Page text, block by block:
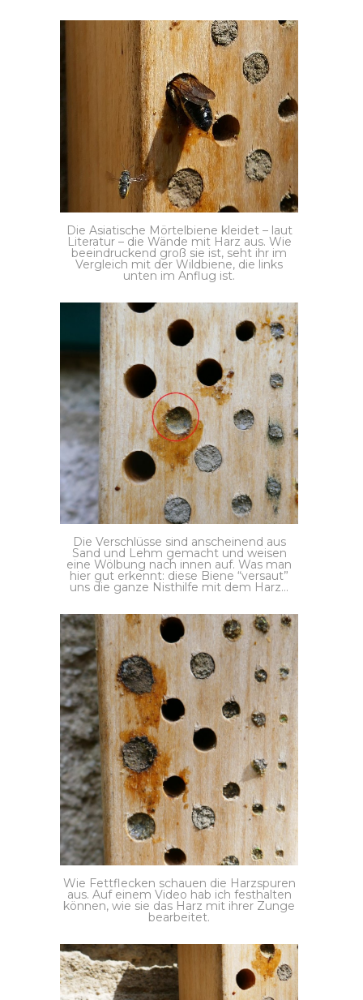
Die Asiatische Mörtelbiene kleidet – laut
Literatur – die Wände mit Harz aus. Wie
beeindruckend groß sie ist, seht ihr im
Vergleich mit der Wildbiene, die links
unten im Anflug ist.
Die Verschlüsse sind anscheinend aus
Sand und Lehm gemacht und weisen
eine Wölbung nach innen auf. Was man
hier gut erkennt: diese Biene “versaut”
uns die ganze Nisthilfe mit dem Harz…
Wie Fettflecken schauen die Harzspuren
aus. Auf einem Video hab ich festhalten
können, wie sie das Harz mit ihrer Zunge
bearbeitet.